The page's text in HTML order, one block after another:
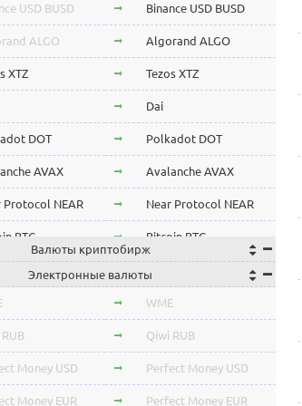
USD BUSD Binance USD BUSD
ALGO Algorand ALGO
XTZ Tezos XTZ
Dai
DOT Polkadot DOT
AVAX Avalanche AVAX
Protocol NEAR Near Protocol NEAR
BTC Bitcoin BTC
LUNA
ADA Cardano ADA
OMG OmiseGo OMG
XVG Verge XVG
BTT BitTorrent BTT
Валюты криптобирж
Электронные валюты
WME
Qiwi RUB
Money USD Perfect Money USD
Money EUR Perfect Money EUR